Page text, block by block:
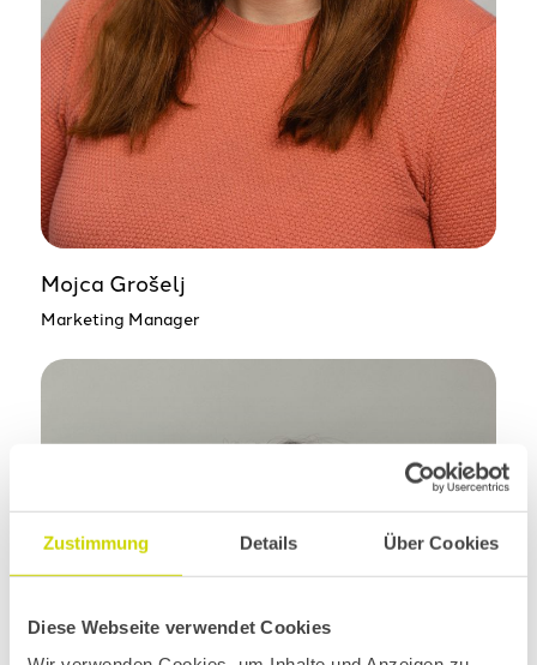
Zustimmung Details Über Cookies
Diese Webseite verwendet Cookies
Mojca Grošelj
Marketing Manager